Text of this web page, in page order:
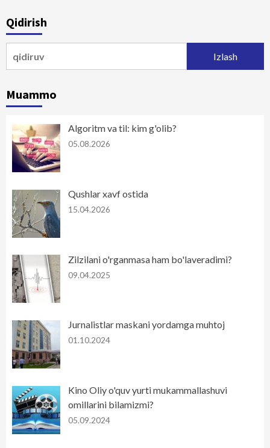
Qidirish
Muammo
Algoritm va til: kim g'olib?
05.08.2026
Qushlar xavf ostida
15.04.2026
Zilzilani o'rganmasa ham bo'laveradimi?
09.04.2025
Jurnalistlar maskani yordamga muhtoj
01.10.2024
Kino Oliy o'quv yurti mukammallashuvi
omillarini bilamizmi?
05.09.2024